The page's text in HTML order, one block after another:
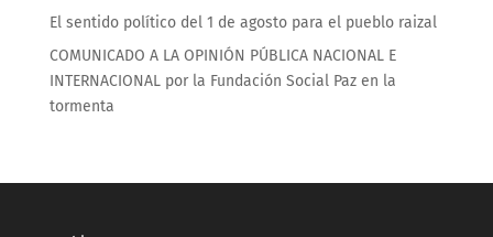
El sentido político del 1 de agosto para el pueblo raizal
COMUNICADO A LA OPINIÓN PÚBLICA NACIONAL E
INTERNACIONAL por la Fundación Social Paz en la
tormenta